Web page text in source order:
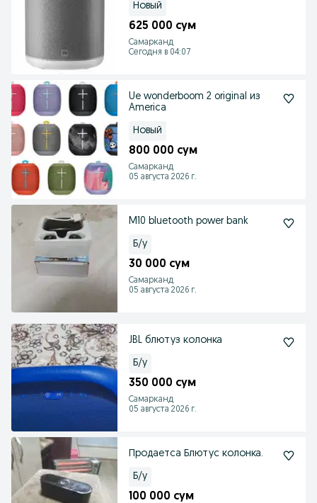
Новый
625 000 сум
Самарканд
Сегодня в 04:07
Ue wonderboom 2 original из
America
Новый
800 000 сум
Самарканд
05 августа 2026 г.
M10 bluetooth power bank
Б/у
30 000 сум
Самарканд
05 августа 2026 г.
JBL блютуз колонка
Б/у
350 000 сум
Самарканд
05 августа 2026 г.
Продаетса Блютус колонка.
Б/у
100 000 сум